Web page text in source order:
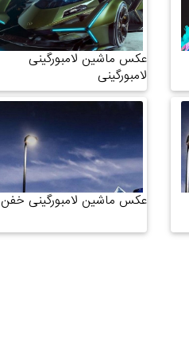
عکس ماشین لامبورگینی
لامبورگینی
عکس ماشین لامبورگینی خفن